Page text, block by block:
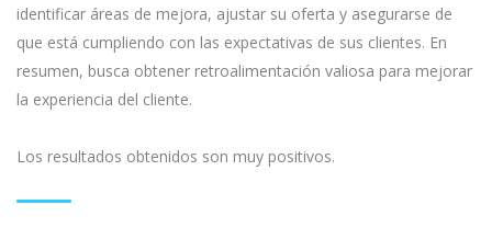
identificar áreas de mejora, ajustar su oferta y asegurarse de
que está cumpliendo con las expectativas de sus clientes. En
resumen, busca obtener retroalimentación valiosa para mejorar
la experiencia del cliente.
Los resultados obtenidos son muy positivos.